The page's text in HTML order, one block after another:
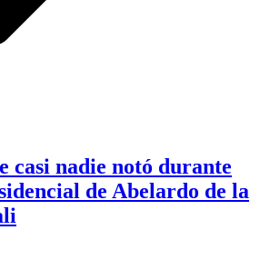
casi nadie notó durante
de Abelardo de la